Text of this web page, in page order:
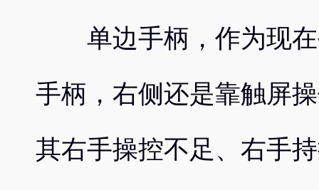
单边手柄，作为现在
手柄，右侧还是靠触屏
其右手操控不足、右手